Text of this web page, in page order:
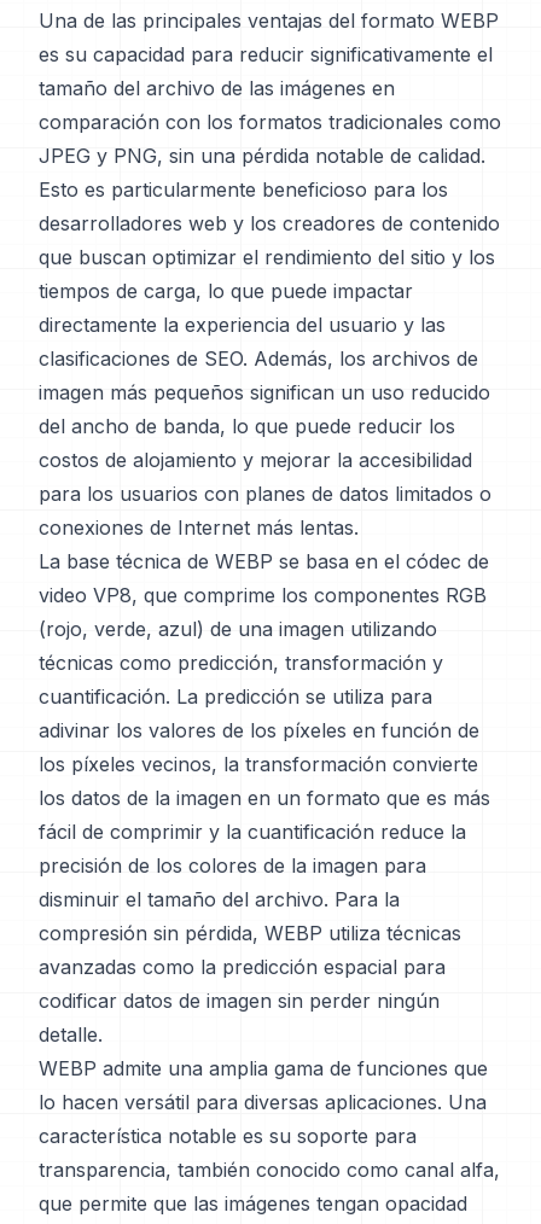
Una de las principales ventajas del formato WEBP
es su capacidad para reducir significativamente el
tamaño del archivo de las imágenes en
comparación con los formatos tradicionales como
JPEG y PNG, sin una pérdida notable de calidad.
Esto es particularmente beneficioso para los
desarrolladores web y los creadores de contenido
que buscan optimizar el rendimiento del sitio y los
tiempos de carga, lo que puede impactar
directamente la experiencia del usuario y las
clasificaciones de SEO. Además, los archivos de
imagen más pequeños significan un uso reducido
del ancho de banda, lo que puede reducir los
costos de alojamiento y mejorar la accesibilidad
para los usuarios con planes de datos limitados o
conexiones de Internet más lentas.
La base técnica de WEBP se basa en el códec de
video VP8, que comprime los componentes RGB
(rojo, verde, azul) de una imagen utilizando
técnicas como predicción, transformación y
cuantificación. La predicción se utiliza para
adivinar los valores de los píxeles en función de
los píxeles vecinos, la transformación convierte
los datos de la imagen en un formato que es más
fácil de comprimir y la cuantificación reduce la
precisión de los colores de la imagen para
disminuir el tamaño del archivo. Para la
compresión sin pérdida, WEBP utiliza técnicas
avanzadas como la predicción espacial para
codificar datos de imagen sin perder ningún
detalle.
WEBP admite una amplia gama de funciones que
lo hacen versátil para diversas aplicaciones. Una
característica notable es su soporte para
transparencia, también conocido como canal alfa,
que permite que las imágenes tengan opacidad